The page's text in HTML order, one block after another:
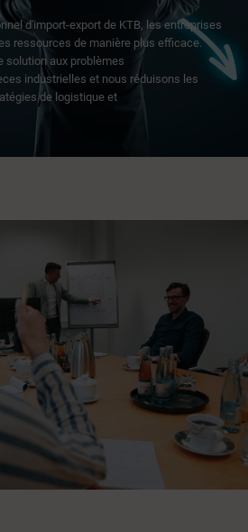
d'import-export de KTB, les entreprises
ressources de manière plus efficace.
solution aux problèmes
industrielles et nous réduisons les
de logistique et